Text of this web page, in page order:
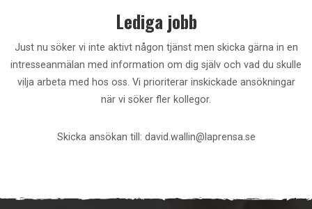
Lediga jobb
Just nu söker vi inte aktivt någon tjänst men skicka gärna in en
intresseanmälan med information om dig själv och vad du skulle
vilja arbeta med hos oss. Vi prioriterar inskickade ansökningar
när vi söker fler kollegor.
Skicka ansökan till: david.wallin@laprensa.se